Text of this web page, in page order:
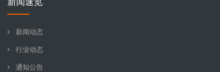
新闻速览
新闻动态
行业动态
通知公告